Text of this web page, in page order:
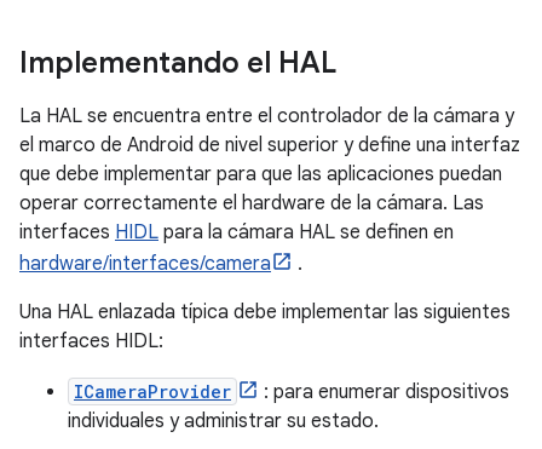
Implementando el HAL
La HAL se encuentra entre el controlador de la cámara y
el marco de Android de nivel superior y define una interfaz
que debe implementar para que las aplicaciones puedan
operar correctamente el hardware de la cámara. Las
interfaces HIDL para la cámara HAL se definen en
hardware/interfaces/camera
.
Una HAL enlazada típica debe implementar las siguientes
interfaces HIDL:
ICameraProvider
: para enumerar dispositivos
individuales y administrar su estado.